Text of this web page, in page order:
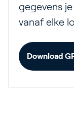
gegevens
vanaf elke
Download